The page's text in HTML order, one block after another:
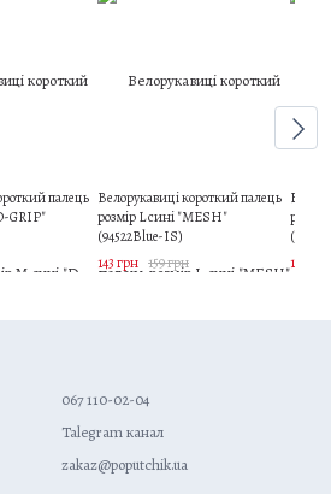
палець
GRIP"
Велорукавиці короткий палець
розмір L сині "MESH"
(94522Blue-IS)
143 грн 159 грн
179 грн
067 110-02-04
Talegram канал
zakaz@poputchik.ua